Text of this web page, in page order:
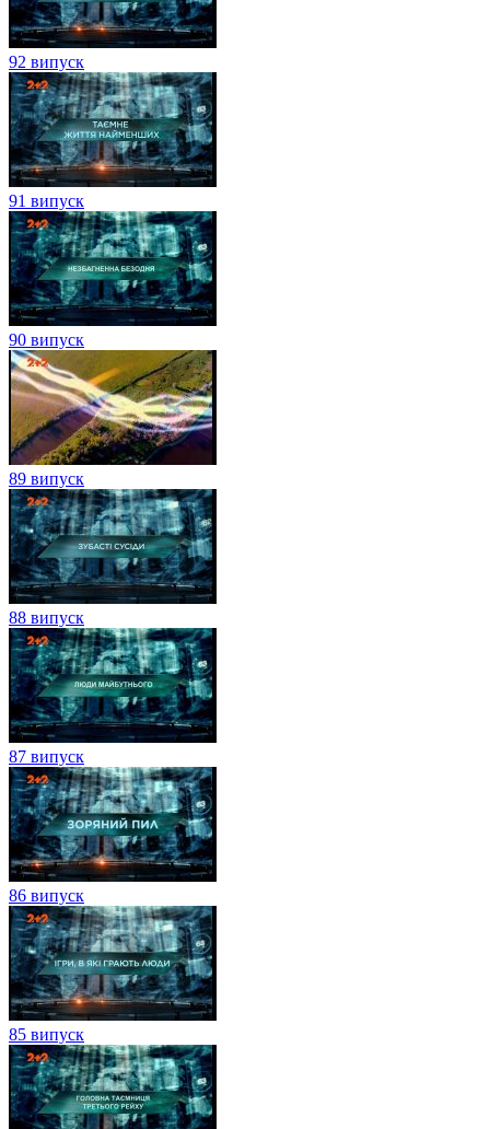
92 випуск
91 випуск
90 випуск
89 випуск
88 випуск
87 випуск
86 випуск
85 випуск